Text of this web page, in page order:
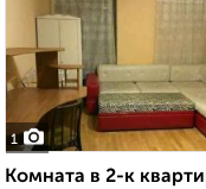
1
Комната в 2-к